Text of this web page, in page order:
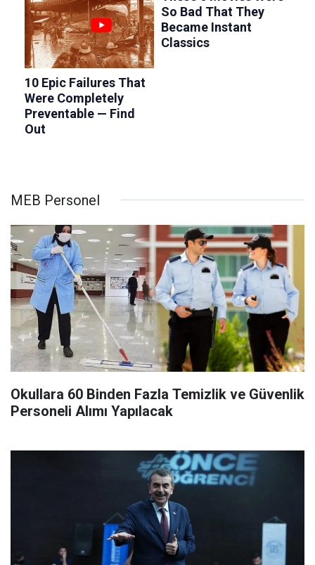
MEB Personel
Okullara 60 Binden Fazla Temizlik ve Güvenlik
Personeli Alımı Yapılacak